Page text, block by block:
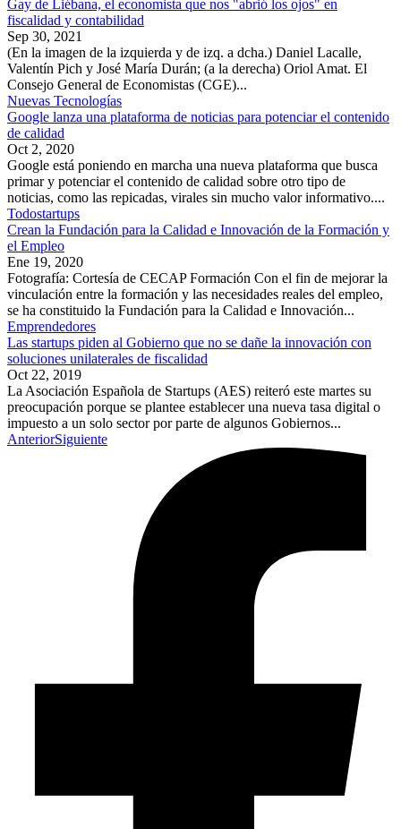
Gay de Liébana, el economista que nos "abrió los ojos" en
fiscalidad y contabilidad
Sep 30, 2021
(En la imagen de la izquierda y de izq. a dcha.) Daniel Lacalle,
Valentín Pich y José María Durán; (a la derecha) Oriol Amat. El
Consejo General de Economistas (CGE)...
Nuevas Tecnologías
Google lanza una plataforma de noticias para potenciar el contenido
de calidad
Oct 2, 2020
Google está poniendo en marcha una nueva plataforma que busca
primar y potenciar el contenido de calidad sobre otro tipo de
noticias, como las repicadas, virales sin mucho valor informativo....
Todostartups
Crean la Fundación para la Calidad e Innovación de la Formación y
el Empleo
Ene 19, 2020
Fotografía: Cortesía de CECAP Formación Con el fin de mejorar la
vinculación entre la formación y las necesidades reales del empleo,
se ha constituido la Fundación para la Calidad e Innovación...
Emprendedores
Las startups piden al Gobierno que no se dañe la innovación con
soluciones unilaterales de fiscalidad
Oct 22, 2019
La Asociación Española de Startups (AES) reiteró este martes su
preocupación porque se plantee establecer una nueva tasa digital o
impuesto a un solo sector por parte de algunos Gobiernos...
AnteriorSiguiente